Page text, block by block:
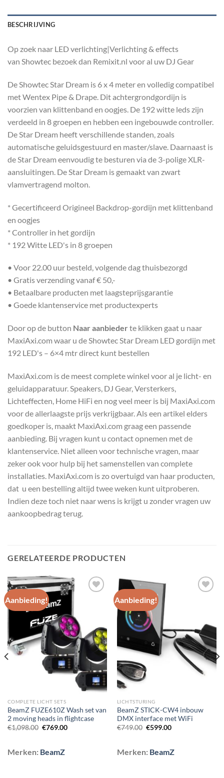
BESCHRIJVING
Op zoek naar LED verlichting|Verlichting & effects
van Showtec bezoek dan Remixit.nl voor al uw DJ Gear
De Showtec Star Dream is 6 x 4 meter en volledig compatibel
met Wentex Pipe & Drape. Dit achtergrondgordijn is
voorzien van klittenband en oogjes. De 192 witte leds zijn
verdeeld in 8 groepen en hebben een ingebouwde controller.
De Star Dream heeft verschillende standen, zoals
automatische geluidsgestuurd en master/slave. Daarnaast is
de Star Dream eenvoudig te besturen via de 3-polige XLR-
aansluitingen. De Star Dream is gemaakt van zwart
vlamvertragend molton.
* Gecertificeerd Origineel Backdrop-gordijn met klittenband
en oogjes
* Controller in het gordijn
* 192 Witte LED's in 8 groepen
• Voor 22.00 uur besteld, volgende dag thuisbezorgd
• Gratis verzending vanaf € 50,-
• Betaalbare producten met laagsteprijsgarantie
• Goede klantenservice met productexperts
Door op de button Naar aanbieder te klikken gaat u naar
MaxiAxi.com waar u de Showtec Star Dream LED gordijn met
192 LED's – 6×4 mtr direct kunt bestellen
MaxiAxi.com is de meest complete winkel voor al je licht- en
geluidapparatuur. Speakers, DJ Gear, Versterkers,
Lichteffecten, Home HiFi en nog veel meer is bij MaxiAxi.com
voor de allerlaagste prijs verkrijgbaar. Als een artikel elders
goedkoper is, maakt MaxiAxi.com graag een passende
aanbieding. Bij vragen kunt u contact opnemen met de
klantenservice. Niet alleen voor technische vragen, maar
zeker ook voor hulp bij het samenstellen van complete
installaties. MaxiAxi.com is zo overtuigd van haar producten,
dat u een bestelling altijd twee weken kunt uitproberen.
Indien deze toch niet naar wens is krijgt u zonder vragen uw
aankoopbedrag terug.
GERELATEERDE PRODUCTEN
Aanbieding!
Toevoegen
wenslijst
COMPLETE LICHT SETS
BeamZ FUZE610Z Wash set van
2 moving heads in flightcase
€1,098.00 Oorspronkelijke
€769.00Huidige
Merken: BeamZ
Aanbieding!
wenslijst
LICHTSTURING
BeamZ STICK-CW4 inbouw
DMX interface met WiFi
€749.00 Oorspronkelijke
€599.00Huidige
Merken: BeamZ